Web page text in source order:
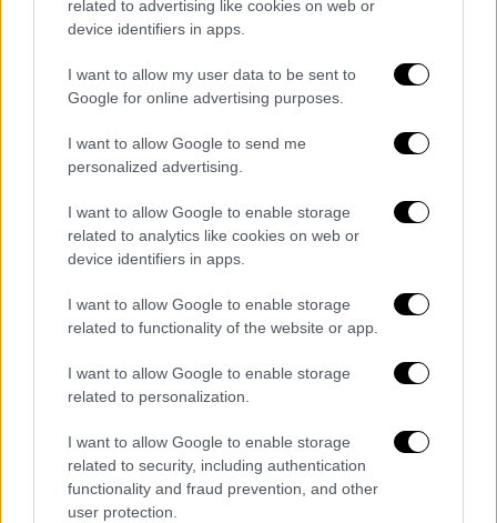
related to advertising like cookies on web or
device identifiers in apps.
I want to allow my user data to be sent to
Google for online advertising purposes.
I want to allow Google to send me
personalized advertising.
I want to allow Google to enable storage
related to analytics like cookies on web or
device identifiers in apps.
I want to allow Google to enable storage
related to functionality of the website or app.
I want to allow Google to enable storage
related to personalization.
I want to allow Google to enable storage
related to security, including authentication
functionality and fraud prevention, and other
user protection.
υπέστη σοκκαι δεν μπορούσε να αντιδράσει,
παραμένοντας ακίνητη μέχρι που ο
κατηγορούμενος σταμάτησε από μόνος του.
Ζυρίχης, ο επιχειρηματίας συνελήφθη. Στο
Επαρχιακό Δικαστήριο του Bulach
παραδέχτηκε την πράξη του, αναγνωρίζοντας
ότι η ανήλικη δεν είχε συναινέσει και
δηλώνοντας ότι γνώριζε πως ήταν πολύ
μικρή, αν και δεν ήξερε την ακριβή ηλικία
Το δικαστήριο τον έκρινε ένοχο για
βιασμό
και σεξουαλικές πράξεις με ανήλικο
επιβάλλοντάς του ποινή φυλάκισης 1,5